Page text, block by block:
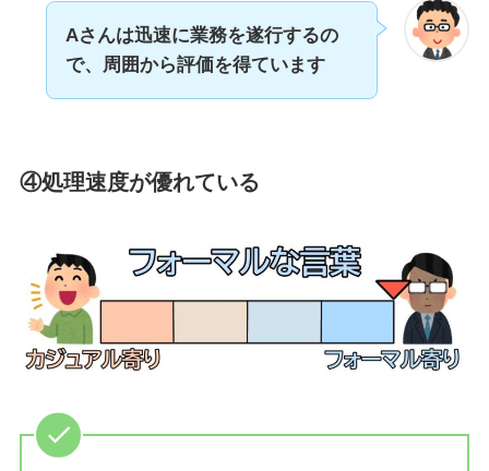
Aさんは迅速に業務を遂行するの
で、
周囲から評価を得ています
④処理速度が優れている